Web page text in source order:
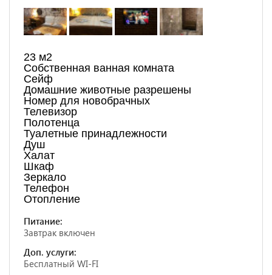
23 м2
Собственная ванная комната
Сейф
Домашние животные разрешены
Номер для новобрачных
Телевизор
Полотенца
Туалетные принадлежности
Душ
Халат
Шкаф
Зеркало
Телефон
Отопление
Питание:
Завтрак включен
Доп. услуги:
Бесплатный WI-FI